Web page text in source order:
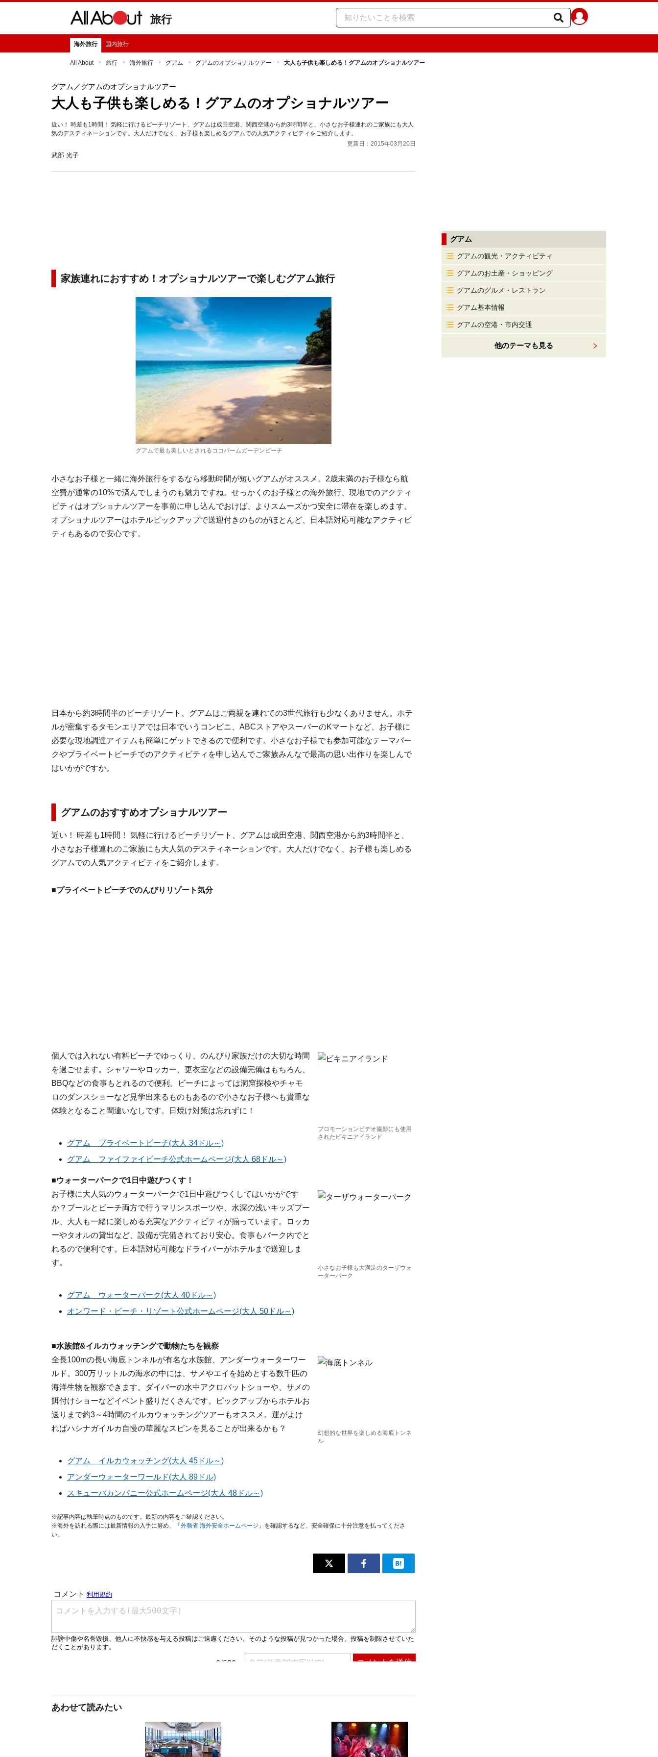
旅行
海外旅行 国内旅行
All About 旅行 海外旅行 グアム グアムのオプショナルツアー 大人も子供も楽しめる！グアムのオプショナルツアー
グアム ／グアムのオプショナルツアー
大人も子供も楽しめる！グアムのオプショナルツアー
近い！ 時差も1時間！ 気軽に行けるビーチリゾート、グアムは成田空港、関西空港から約3時間半と、小さなお子様連れのご家族にも大人
気のデスティネーションです。大人だけでなく、お子様も楽しめるグアムでの人気アクティビティをご紹介します。
更新日：2015年03月20日
武部 光子
家族連れにおすすめ！オプショナルツアーで楽しむグアム旅行
グアムで最も美しいとされるココパームガーデンビーチ
小さなお子様と一緒に海外旅行をするなら移動時間が短いグアムがオススメ。2歳未満のお子様なら航
空費が通常の10%で済んでしまうのも魅力ですね。せっかくのお子様との海外旅行、現地でのアクティ
ビティはオプショナルツアーを事前に申し込んでおけば、よりスムーズかつ安全に滞在を楽しめます。
オプショナルツアーはホテルピックアップで送迎付きのものがほとんど、日本語対応可能なアクティビ
ティもあるので安心です。
日本から約3時間半のビーチリゾート、グアムはご両親を連れての3世代旅行も少なくありません。ホテ
ルが密集するタモンエリアでは日本でいうコンビニ、ABCストアやスーパーのKマートなど、お子様に
必要な現地調達アイテムも簡単にゲットできるので便利です。小さなお子様でも参加可能なテーマパー
クやプライベートビーチでのアクティビティを申し込んでご家族みんなで最高の思い出作りを楽しんで
はいかがですか。
グアムのおすすめオプショナルツアー
近い！ 時差も1時間！ 気軽に行けるビーチリゾート、グアムは成田空港、関西空港から約3時間半と、
小さなお子様連れのご家族にも大人気のデスティネーションです。大人だけでなく、お子様も楽しめる
グアムでの人気アクティビティをご紹介します。
■プライベートビーチでのんびりリゾート気分
プロモーションビデオ撮影にも使用
されたビキニアイランド
個人では入れない有料ビーチでゆっくり、のんびり家族だけの大切な時間
を過ごせます。シャワーやロッカー、更衣室などの設備完備はもちろん、
BBQなどの食事もとれるので便利。ビーチによっては洞窟探検やチャモ
ロのダンスショーなど見学出来るものもあるので小さなお子様へも貴重な
体験となること間違いなしです。日焼け対策は忘れずに！
グアム プライベートビーチ(大人 34ドル～)
グアム ファイファイビーチ公式ホームページ(大人 68ドル～)
■ウォーターパークで1日中遊びつくす！
小さなお子様も大満足のターザウォ
ーターパーク
お子様に大人気のウォーターパークで1日中遊びつくしてはいかがです
か？プールとビーチ両方で行うマリンスポーツや、水深の浅いキッズプー
ル、大人も一緒に楽しめる充実なアクティビティが揃っています。ロッカ
ーやタオルの貸出など、設備が完備されており安心。食事もパーク内でと
れるので便利です。日本語対応可能なドライバーがホテルまで送迎しま
す。
グアム ウォーターパーク(大人 40ドル～)
オンワード・ビーチ・リゾート公式ホームページ(大人 50ドル～)
■水族館&イルカウォッチングで動物たちを観察
幻想的な世界を楽しめる海底トンネ
ル
全長100mの長い海底トンネルが有名な水族館、アンダーウォーターワー
ルド。300万リットルの海水の中には、サメやエイを始めとする数千匹の
海洋生物を観察できます。ダイバーの水中アクロバットショーや、サメの
餌付けショーなどイベント盛りだくさんです。ピックアップからホテルお
送りまで約3～4時間のイルカウォッチングツアーもオススメ。運がよけ
ればハシナガイルカ自慢の華麗なスピンを見ることが出来るかも？
グアム イルカウォッチング(大人 45ドル～)
アンダーウォーターワールド(大人 89ドル)
スキューバカンパニー公式ホームページ(大人 48ドル～)
※記事内容は執筆時点のものです。最新の内容をご確認ください。
※海外を訪れる際には最新情報の入手に努め、「 外務省 海外安全ホームページ 」を確認するなど、安全確保に十分注意を払ってくださ
い。
あわせて読みたい
グアム
グアムの観光・アクティビティ
グアムのお土産・ショッピング
グアムのグルメ・レストラン
グアム基本情報
グアムの空港・市内交通
他のテーマも見る